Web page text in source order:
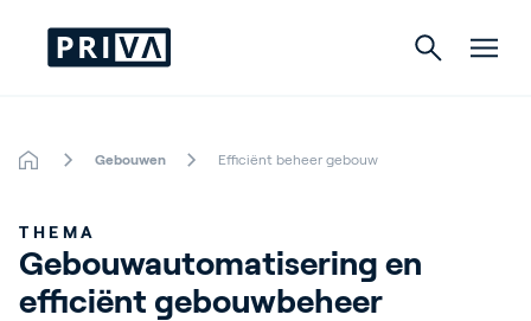
Tuinbouw
Indoor Growing
Gebouwen Efficiënt beheer gebouw
THEMA
Gebouwautomatisering en
efficiënt gebouwbeheer